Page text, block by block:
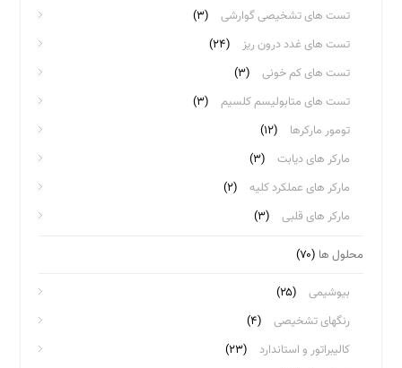
تست های تشخیصی گوارشی
(۳)
تست های غدد درون ریز
(۲۴)
تست های کم خونی
(۳)
تست های متابولیسم کلسیم
(۳)
تومور مارکرها
(۱۲)
مارکر های دیابت
(۳)
مارکر های عملکرد کلیه
(۲)
مارکر های قلبی
(۳)
محلول ها (۷۰)
بیوشیمی
(۲۵)
رنگهای تشخیصی
(۴)
کالیبراتور و استاندارد
(۲۳)